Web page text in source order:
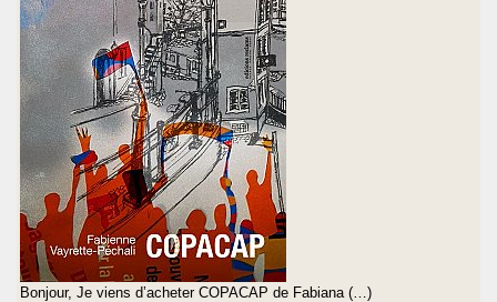
Bonjour, Je viens d’acheter COPACAP de Fabiana (…)